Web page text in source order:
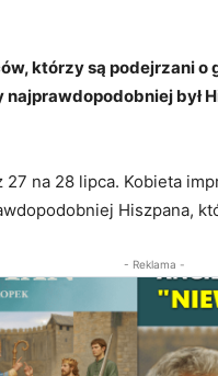
którzy są podejrzani o
był
na 28 lipca. Kobieta
Hiszpana,
- Reklama -